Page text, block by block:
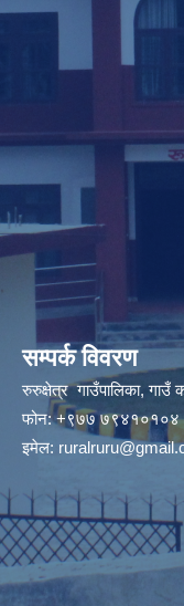
सम्पर्क विवरण
रुरुक्षेत्र गाउँपालिका, गाउँ
फोन: +९७७ ७९४१०१०४
इमेल: